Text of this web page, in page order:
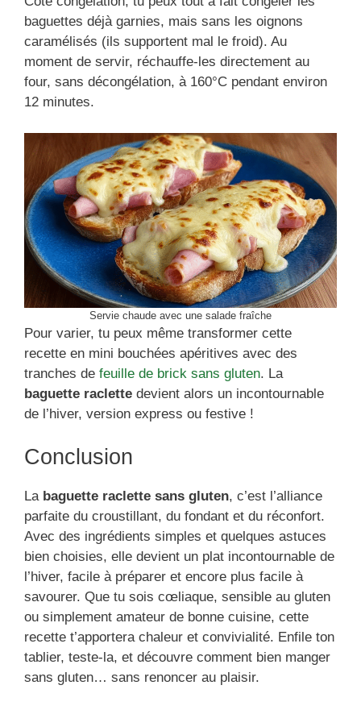
baguettes déjà garnies, mais sans les oignons
caramélisés (ils supportent mal le froid). Au
moment de servir, réchauffe-les directement au
four, sans décongélation, à 160°C pendant environ
12 minutes.
Servie chaude avec une salade fraîche
Pour varier, tu peux même transformer cette
recette en mini bouchées apéritives avec des
tranches de feuille de brick sans gluten. La
baguette raclette devient alors un incontournable
de l’hiver, version express ou festive !
Conclusion
La baguette raclette sans gluten, c’est l’alliance
parfaite du croustillant, du fondant et du réconfort.
Avec des ingrédients simples et quelques astuces
bien choisies, elle devient un plat incontournable de
l’hiver, facile à préparer et encore plus facile à
savourer. Que tu sois cœliaque, sensible au gluten
ou simplement amateur de bonne cuisine, cette
recette t’apportera chaleur et convivialité. Enfile ton
tablier, teste-la, et découvre comment bien manger
sans gluten… sans renoncer au plaisir.